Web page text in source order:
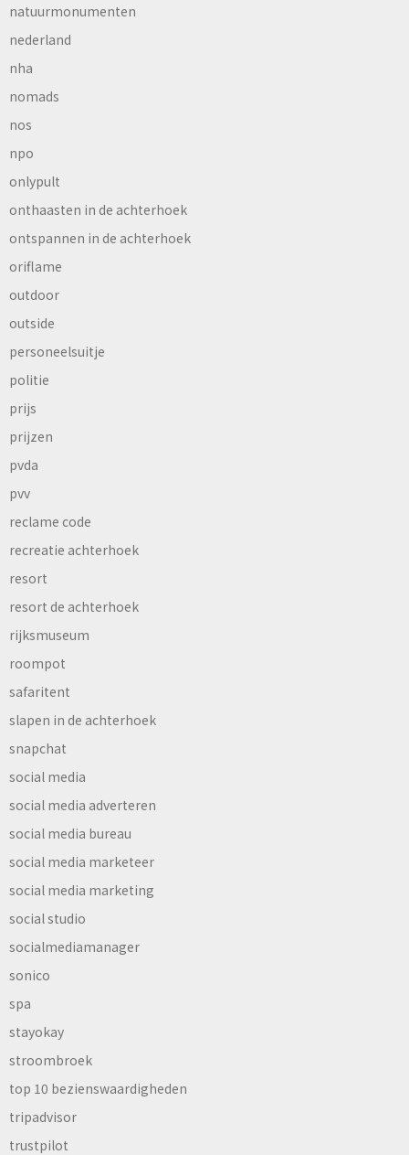
natuurmonumenten
nederland
nha
nomads
nos
npo
onlypult
onthaasten in de achterhoek
ontspannen in de achterhoek
oriflame
outdoor
outside
personeelsuitje
politie
prijs
prijzen
pvda
pvv
reclame code
recreatie achterhoek
resort
resort de achterhoek
rijksmuseum
roompot
safaritent
slapen in de achterhoek
snapchat
social media
social media adverteren
social media bureau
social media marketeer
social media marketing
social studio
socialmediamanager
sonico
spa
stayokay
stroombroek
top 10 bezienswaardigheden
tripadvisor
trustpilot